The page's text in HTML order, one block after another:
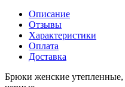
Описание
Отзывы
Характеристики
Оплата
Доставка
Брюки женские